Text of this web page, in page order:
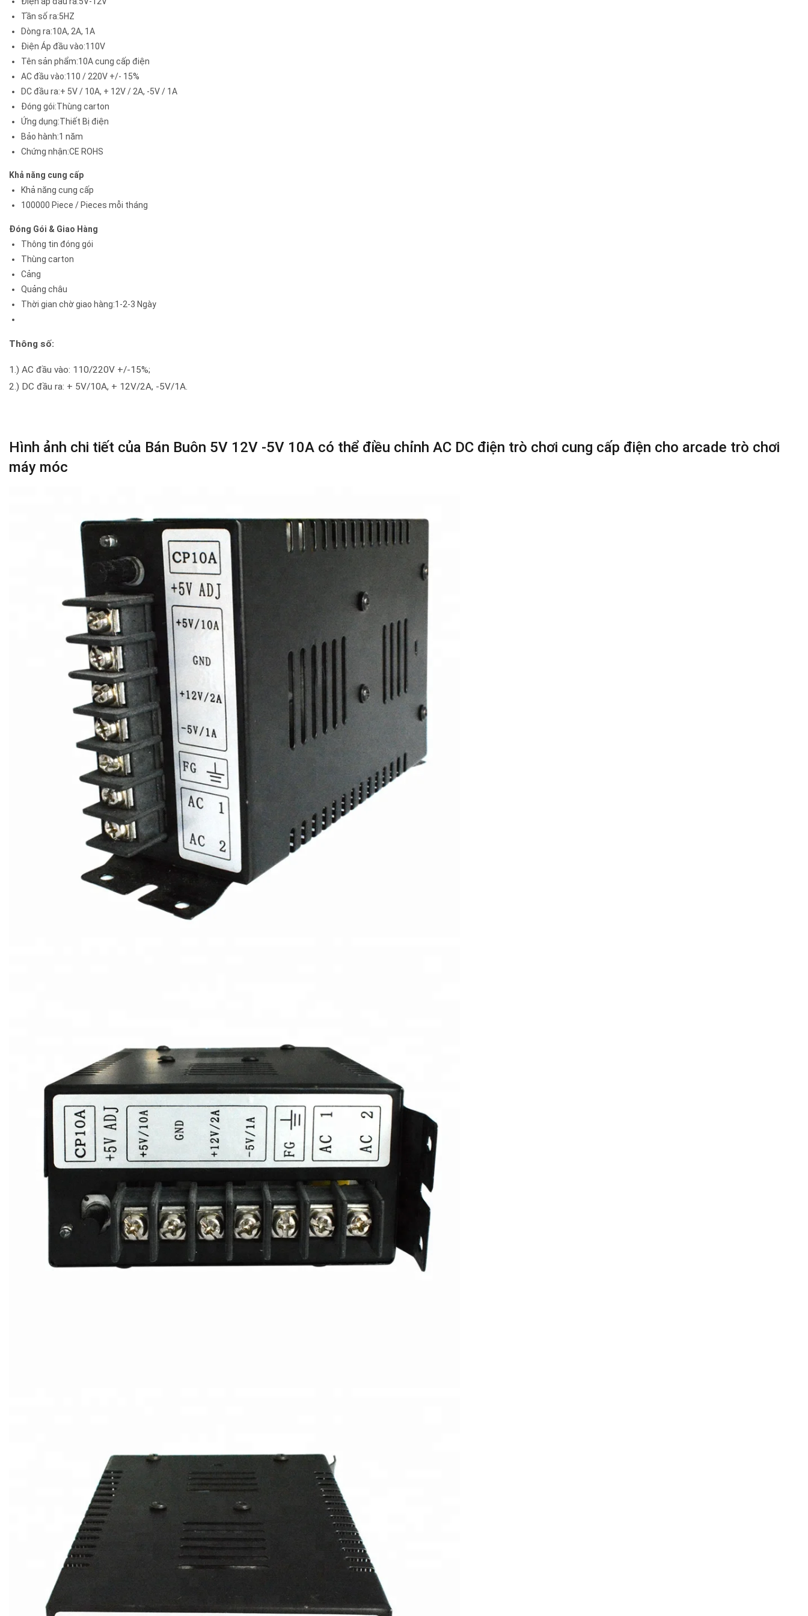
Tần số ra:5HZ
Dòng ra:10A, 2A, 1A
Điện Áp đầu vào:110V
Tên sản phẩm:10A cung cấp điện
AC đầu vào:110 / 220V +/- 15%
DC đầu ra:+ 5V / 10A, + 12V / 2A, -5V / 1A
Đóng gói:Thùng carton
Ứng dụng:Thiết Bị điện
Bảo hành:1 năm
Chứng nhận:CE ROHS
Khả năng cung cấp
Khả năng cung cấp
100000 Piece / Pieces mỗi tháng
Đóng Gói & Giao Hàng
Thông tin đóng gói
Thùng carton
Cảng
Quảng châu
Thời gian chờ giao hàng:1-2-3 Ngày
Thông số:
1.) AC đầu vào: 110/220V +/-15%;
2.) DC đầu ra: + 5V/10A, + 12V/2A, -5V/1A.
Hình ảnh chi tiết của Bán Buôn 5V 12V -5V 10A có thể điều chỉnh AC DC điện trò chơi cung cấp điện cho arcade trò chơi
máy móc